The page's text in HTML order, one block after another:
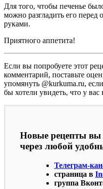
Для того, чтобы печенье
можно разгладить его
руками.
Приятного аппетита!
Если вы попробуете этот
комментарий, поставьте
упомянуть @kurkuma.ru,
бы хотели увидеть, что у
Новые рецепты вы
через любой
Телеграм-
страница в
группа